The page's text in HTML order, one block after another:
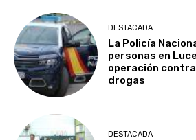
DESTACADA
La Policía
personas en
operación
drogas
DESTACADA